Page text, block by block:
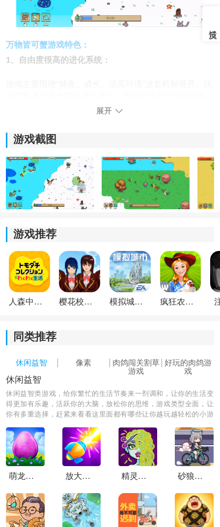
万物皆可蟹游戏特色：
1、自由度很高的进化系统：
种不同能力。游戏内拥有上百种进化方向，身体结构、
全看玩家自己的选择。
2、生态环境会不断变化：
游戏中的地图并不是固定不变的，草原、雪地、沙漠以
及湖泊等区域都有不同生态规则和气候变化。
为天气变化或者
除此之外，生物之间也会互相争斗、捕食，玩家甚至可
以故意等它们打完之后再过去捡漏，很多时候比硬碰硬
更有效。
万物皆可蟹游戏玩法：
1、每次开局内容都不一样：
Roguelite元素让游戏的随机性非常强，Boss出现顺序、
地图事件以及资源分布都会发生变化，所以每局体验都
2、需要提前规划成长路线：
展开
游戏截图
游戏推荐
人森中文版 樱花校园模拟器1.048.00中文版 模拟城市我是巿长联机版 疯狂农场3美国派19
同类推荐
休闲益智 像素
肉鸽闯关割草
游戏
好玩的肉鸽游
戏
休闲益智
休闲益智类游戏，给你繁忙的生活节奏来一剂调和，让你的生活变
得更加有乐趣，活跃你的大脑，放松你的思维，游戏类型全面，让
你有多重选择，赶紧来看看这里面都有哪些让你越玩越轻松的小游
萌龙进化论中文版 放大缩小枪 精灵高中美容院 砂狼白子的骑行